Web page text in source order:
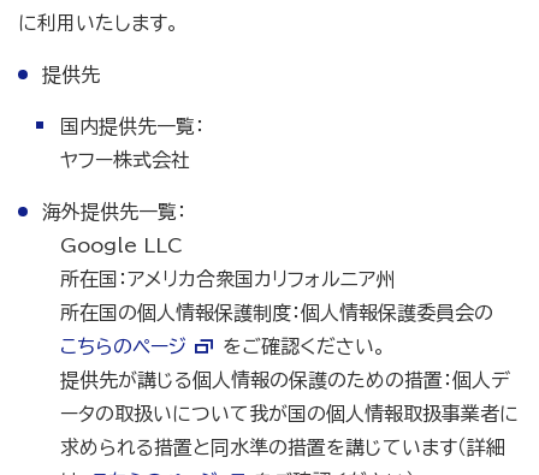
に利用いたします。
提供先
国内提供先一覧：
ヤフー株式会社
海外提供先一覧：
Google LLC
所在国：アメリカ合衆国カリフォルニア州
所在国の個人情報保護制度：個人情報保護委員会の
こちらのページ
をご確認ください。
提供先が講じる個人情報の保護のための措置：個人デ
ータの取扱いについて我が国の個人情報取扱事業者に
求められる措置と同水準の措置を講じています（詳細